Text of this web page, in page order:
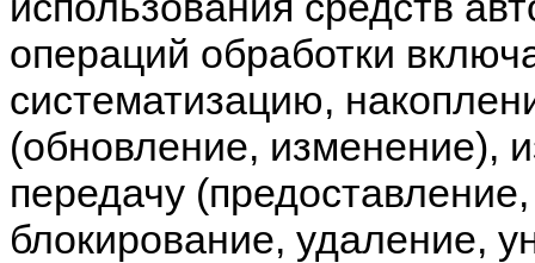
операций обработки
систематизацию,
(обновление, изменение),
передачу
блокирование, удаление,